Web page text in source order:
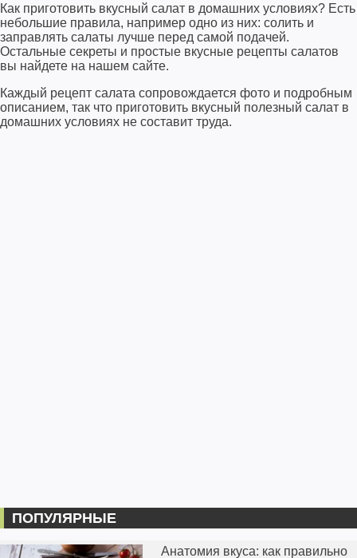
Как приготовить вкусный салат в домашних условиях? Есть
небольшие правила, например одно из них: солить и
заправлять салаты лучше перед самой подачей.
Остальные секреты и простые вкусные рецепты салатов
вы найдете на нашем сайте.
Каждый рецепт салата сопровождается фото и подробным
описанием, так что приготовить вкусный полезный салат в
домашних условиях не составит труда.
ПОПУЛЯРНЫЕ
Анатомия вкуса: как правильно